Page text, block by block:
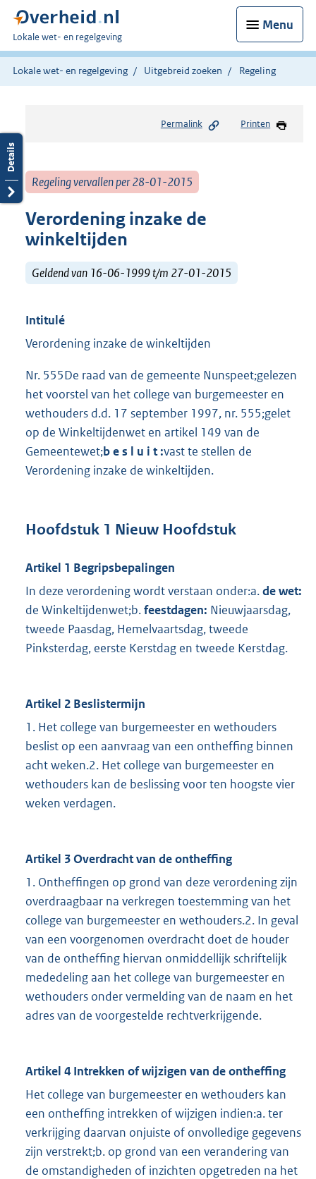
Menu
U
bent
hier:
Lokale wet- en regelgeving
Lokale wet- en regelgeving Uitgebreid zoeken Regeling
Permalink Printen
Regeling vervallen per 28-01-2015
Verordening inzake de
winkeltijden
Geldend van 16-06-1999 t/m 27-01-2015
Intitulé
Verordening inzake de winkeltijden
Nr. 555De raad van de gemeente Nunspeet;gelezen
het voorstel van het college van burgemeester en
wethouders d.d. 17 september 1997, nr. 555;gelet
op de Winkeltijdenwet en artikel 149 van de
Gemeentewet;b e s l u i t :vast te stellen de
Verordening inzake de winkeltijden.
Hoofdstuk 1 Nieuw Hoofdstuk
Artikel 1 Begripsbepalingen
In deze verordening wordt verstaan onder:a.de wet:
de Winkeltijdenwet;b.feestdagen: Nieuwjaarsdag,
tweede Paasdag, Hemelvaartsdag, tweede
Pinksterdag, eerste Kerstdag en tweede Kerstdag.
Artikel 2 Beslistermijn
1. Het college van burgemeester en wethouders
beslist op een aanvraag van een ontheffing binnen
acht weken.2. Het college van burgemeester en
wethouders kan de beslissing voor ten hoogste vier
weken verdagen.
Artikel 3 Overdracht van de ontheffing
1. Ontheffingen op grond van deze verordening zijn
overdraagbaar na verkregen toestemming van het
college van burgemeester en wethouders.2. In geval
van een voorgenomen overdracht doet de houder
van de ontheffing hiervan onmiddellijk schriftelijk
mededeling aan het college van burgemeester en
wethouders onder vermelding van de naam en het
adres van de voorgestelde rechtverkrijgende.
Artikel 4 Intrekken of wijzigen van de ontheffing
Het college van burgemeester en wethouders kan
een ontheffing intrekken of wijzigen indien:a. ter
verkrijging daarvan onjuiste of onvolledige gegevens
zijn verstrekt;b. op grond van een verandering van
de omstandigheden of inzichten opgetreden na het